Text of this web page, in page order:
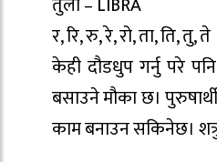
र, रि, रु, रे, रो, ता, ति, तु, ते
केही दौडधुप गर्नु परे
बसाउने मौका छ।
काम बनाउन सकिनेछ।